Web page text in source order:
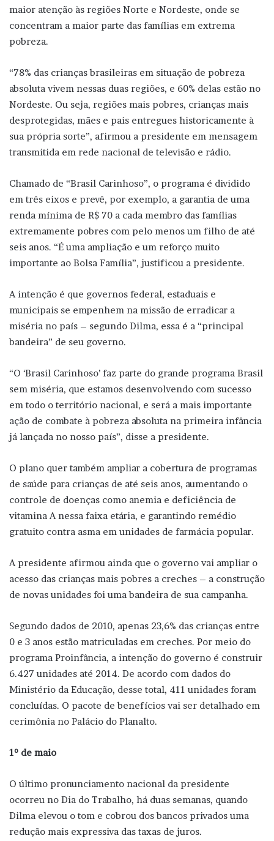
maior atenção às regiões Norte e Nordeste, onde se
concentram a maior parte das famílias em extrema
pobreza.
“78% das crianças brasileiras em situação de pobreza
absoluta vivem nessas duas regiões, e 60% delas estão no
Nordeste. Ou seja, regiões mais pobres, crianças mais
desprotegidas, mães e pais entregues historicamente à
sua própria sorte”, afirmou a presidente em mensagem
transmitida em rede nacional de televisão e rádio.
Chamado de “Brasil Carinhoso”, o programa é dividido
em três eixos e prevê, por exemplo, a garantia de uma
renda mínima de R$ 70 a cada membro das famílias
extremamente pobres com pelo menos um filho de até
seis anos. “É uma ampliação e um reforço muito
importante ao Bolsa Família”, justificou a presidente.
A intenção é que governos federal, estaduais e
municipais se empenhem na missão de erradicar a
miséria no país – segundo Dilma, essa é a “principal
bandeira” de seu governo.
“O ‘Brasil Carinhoso’ faz parte do grande programa Brasil
sem miséria, que estamos desenvolvendo com sucesso
em todo o território nacional, e será a mais importante
ação de combate à pobreza absoluta na primeira infância
já lançada no nosso país”, disse a presidente.
O plano quer também ampliar a cobertura de programas
de saúde para crianças de até seis anos, aumentando o
controle de doenças como anemia e deficiência de
vitamina A nessa faixa etária, e garantindo remédio
gratuito contra asma em unidades de farmácia popular.
A presidente afirmou ainda que o governo vai ampliar o
acesso das crianças mais pobres a creches – a construção
de novas unidades foi uma bandeira de sua campanha.
Segundo dados de 2010, apenas 23,6% das crianças entre
0 e 3 anos estão matriculadas em creches. Por meio do
programa Proinfância, a intenção do governo é construir
6.427 unidades até 2014. De acordo com dados do
Ministério da Educação, desse total, 411 unidades foram
concluídas. O pacote de benefícios vai ser detalhado em
cerimônia no Palácio do Planalto.
1º de maio
O último pronunciamento nacional da presidente
ocorreu no Dia do Trabalho, há duas semanas, quando
Dilma elevou o tom e cobrou dos bancos privados uma
redução mais expressiva das taxas de juros.